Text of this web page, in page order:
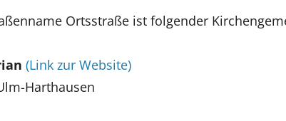
Ortsstraße ist folgender
(Link zur Website)
Harthausen